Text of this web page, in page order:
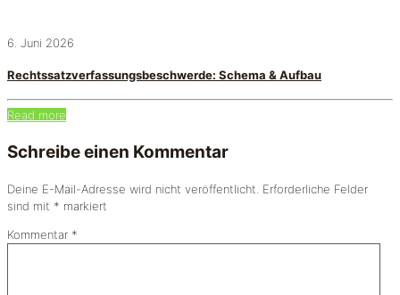
6. Juni 2026
Rechtssatzverfassungsbeschwerde: Schema & Aufbau
Read more
Schreibe einen Kommentar
Deine E-Mail-Adresse wird nicht veröffentlicht. Erforderliche Felder
sind mit * markiert
Kommentar *